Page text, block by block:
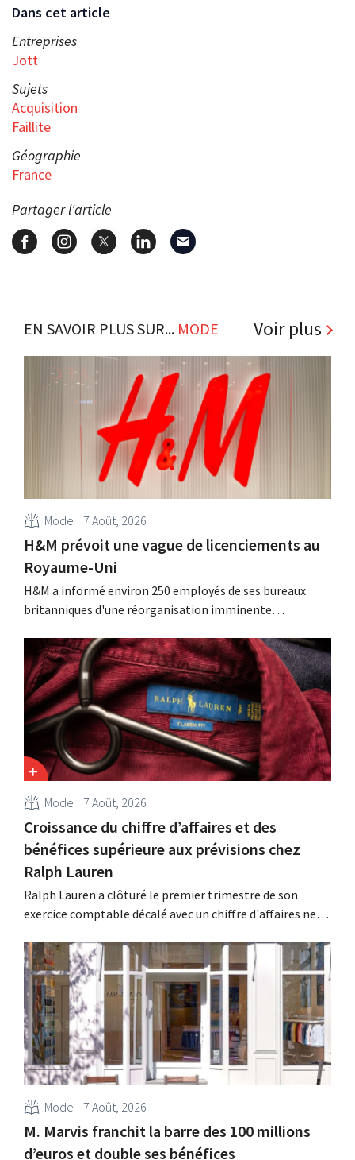
Dans cet article
Entreprises
Jott
Sujets
Acquisition
Faillite
Géographie
France
Partager l'article
EN SAVOIR PLUS SUR... MODE Voir plus
Mode 7 Août, 2026
H&M prévoit une vague de licenciements au
Royaume-Uni
H&M a informé environ 250 employés de ses bureaux
britanniques d'une réorganisation imminente
Cette restructuration fait suite à des mesures prises
précédemment aux Pays-Bas, en Belgique et en Espagne,
qui avaient déjà entraîné la suppression de centaines
d'emplois.
Mode 7 Août, 2026
Croissance du chiffre d’affaires et des
bénéfices supérieure aux prévisions chez
Ralph Lauren
Ralph Lauren a clôturé le premier trimestre de son
exercice comptable décalé avec un chiffre d'affaires net
soit une hausse de 14 % par rapport à l'année
précédente. Fort de ce démarrage supérieur aux
attentes, le groupe revoit également à la...
Mode 7 Août, 2026
M. Marvis franchit la barre des 100 millions
d’euros et double ses bénéfices